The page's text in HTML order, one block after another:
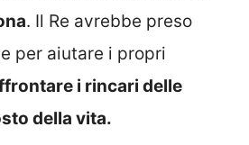
. Il Re avrebbe preso
per aiutare i propri
i rincari delle
della vita.